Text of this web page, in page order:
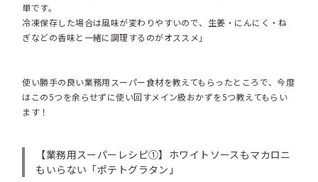
単です。
冷凍保存した場合は風味が変わりやすいので、生姜・にんにく・ね
ぎなどの香味と一緒に調理するのがオススメ」
使い勝手の良い業務用スーパー食材を教えてもらったところで、今度
はこの5つを余らせずに使い回すメイン級おかずを5つ教えてもらい
ます！
【業務用スーパーレシピ①】 ホワイトソースもマカロニ
もいらない「ポテトグラタン」